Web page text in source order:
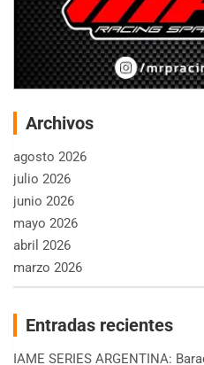
Archivos
agosto 2026
julio 2026
junio 2026
mayo 2026
abril 2026
marzo 2026
Entradas recientes
IAME SERIES ARGENTINA: